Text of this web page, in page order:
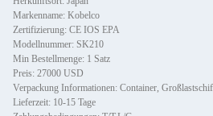
Markenname: Kobelco
Zertifizierung: CE IOS EPA
Modellnummer: SK210
Min Bestellmenge: 1 Satz
Preis: 27000 USD
Verpackung Informationen: Container,
Lieferzeit: 10-15 Tage